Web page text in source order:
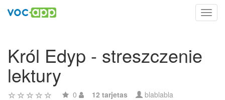
Król Edyp - streszczenie
lektury
0 12 tarjetas blablabla